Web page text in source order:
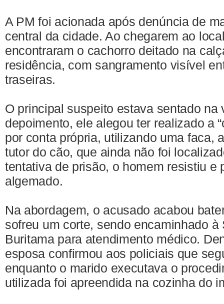
A PM foi acionada após denúncia de
central da cidade. Ao chegarem ao
encontraram o cachorro deitado na
residência, com sangramento visível
traseiras.
O principal suspeito estava sentado na
depoimento, ele alegou ter realizado a
por conta própria, utilizando uma faca,
tutor do cão, que ainda não foi
tentativa de prisão, o homem resistiu e
algemado.
Na abordagem, o acusado acabou
sofreu um corte, sendo encaminhado à
Buritama para atendimento médico.
esposa confirmou aos policiais que
enquanto o marido executava o
utilizada foi apreendida na cozinha do